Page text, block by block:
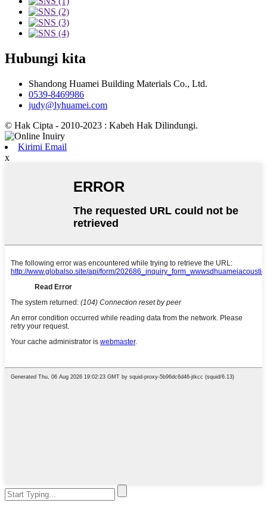
Hubungi kita
Shandong Huamei Building Materials Co., Ltd.
0539-8469986
judy@lyhuamei.com
© Hak Cipta - 2010-2023 : Kabeh Hak Dilindungi.
Kirimi Email
x